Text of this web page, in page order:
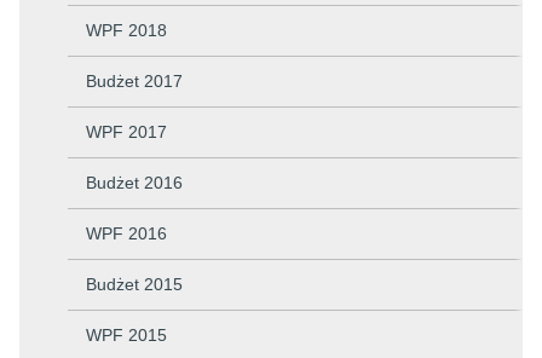
WPF 2018
Budżet 2017
WPF 2017
Budżet 2016
WPF 2016
Budżet 2015
WPF 2015